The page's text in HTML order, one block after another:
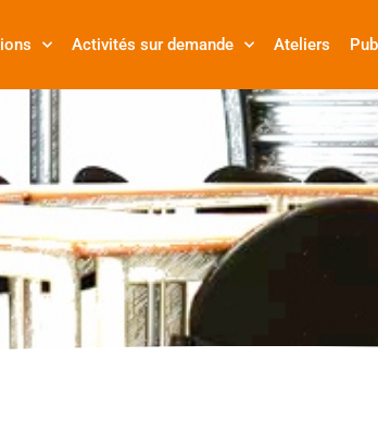
Activités sur demande Ateliers